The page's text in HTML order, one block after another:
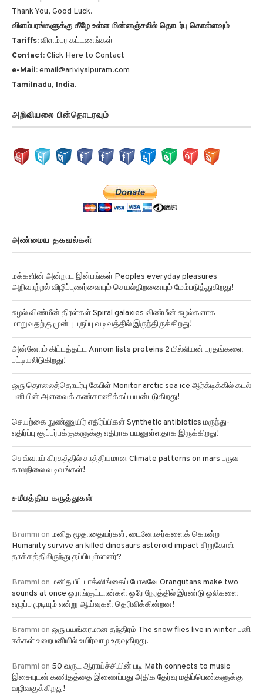
Thank You, Good Luck.
விளம்பரங்களுக்கு கீழே உள்ள மின்னஞ்சலில் தொடர்பு கொள்ளவும்
Tariffs:விளம்பர கட்டணங்கள்
Contact:Click Here to Contact
e-Mail: email@ariviyalpuram.com
Tamilnadu, India.
அறிவியலை பின்தொடரவும்
அண்மைய தகவல்கள்
மக்களின் அன்றாட இன்பங்கள் Peoples everyday pleasures
அறிவாற்றல் விழிப்புணர்வையும் செயல்திறனையும் மேம்படுத்துகிறது!
சுழல் விண்மீன் திரள்கள் Spiral galaxies விண்மீன் சுழல்களாக
மாறுவதற்கு முன்பு பருப்பு வடிவத்தில் இருந்திருக்கிறது!
அன்னோம் கிட்டத்தட்ட Annom lists proteins 2 மில்லியன் புரதங்களை
பட்டியலிடுகிறது!
ஒரு தொலைத்தொடர்பு கேபிள் Monitor arctic sea ice ஆர்க்டிக்கில் கடல்
பனியின் அளவைக் கண்காணிக்கப் பயன்படுகிறது!
செயற்கை நுண்ணுயிர் எதிர்ப்பிகள் Synthetic antibiotics மருந்து-
எதிர்ப்பு சூப்பர்பக்குகளுக்கு எதிராக பயனுள்ளதாக இருக்கிறது!
செவ்வாய் கிரகத்தில் சாத்தியமான Climate patterns on mars பருவ
காலநிலை வடிவங்கள்!
சமீபத்திய கருத்துகள்
Brammi on மனித மூதாதையர்கள், டைனோசர்களைக் கொன்ற
Humanity survive an killed dinosaurs asteroid impact சிறுகோள்
தாக்கத்திலிருந்து தப்பியுள்ளனர்?
Brammi on மனித பீட் பாக்ஸிங்கைப் போலவே Orangutans make two
sounds at once ஒராங்குட்டான்கள் ஒரே நேரத்தில் இரண்டு ஒலிகளை
எழுப்ப முடியும் என்று ஆய்வுகள் தெரிவிக்கின்றன!
Brammi on ஒரு பயங்கரமான தந்திரம் The snow flies live in winter பனி
ஈக்கள் உறைபனியில் உயிர்வாழ உதவுகிறது.
Brammi on 50 வருட ஆராய்ச்சியின் படி Math connects to music
இசையுடன் கணிதத்தை இணைப்பது அதிக தேர்வு மதிப்பெண்களுக்கு
வழிவகுக்கிறது!